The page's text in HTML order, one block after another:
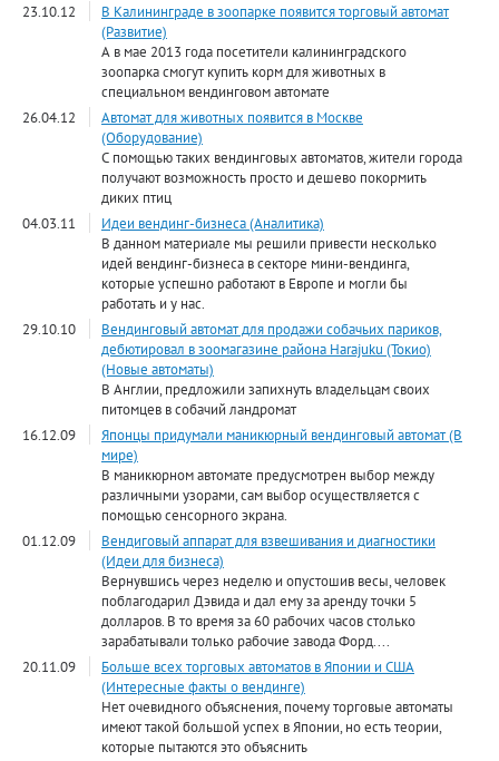
23.10.12
В Калининграде в зоопарке появится торговый автомат
(Развитие)
А в мае 2013 года посетители калининградского
зоопарка смогут купить корм для животных в
специальном вендинговом автомате
26.04.12
Автомат для животных появится в Москве
(Оборудование)
С помощью таких вендинговых автоматов, жители города
получают возможность просто и дешево покормить
диких птиц
04.03.11
Идеи вендинг-бизнеса (Аналитика)
В данном материале мы решили привести несколько
идей вендинг-бизнеса в секторе мини-вендинга,
которые успешно работают в Европе и могли бы
работать и у нас.
29.10.10
Вендинговый автомат для продажи собачьих париков,
дебютировал в зоомагазине района Harajuku (Токио)
(Новые автоматы)
В Англии, предложили запихнуть владельцам своих
питомцев в собачий ландромат
16.12.09
Японцы придумали маникюрный вендинговый автомат (В
мире)
В маникюрном автомате предусмотрен выбор между
различными узорами, сам выбор осуществляется с
помощью сенсорного экрана.
01.12.09
Вендиговый аппарат для взвешивания и диагностики
(Идеи для бизнеса)
Вернувшись через неделю и опустошив весы, человек
поблагодарил Дэвида и дал ему за аренду точки 5
долларов. В то время за 60 рабочих часов столько
зарабатывали только рабочие завода Форд....
20.11.09
Больше всех торговых автоматов в Японии и США
(Интересные факты о вендинге)
Нет очевидного объяснения, почему торговые автоматы
имеют такой большой успех в Японии, но есть теории,
которые пытаются это объяснить